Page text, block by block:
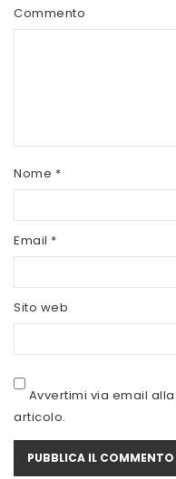
PRO ACTION
SCITEC NUTRITION
SEVEN NUTRITION
SYFORM
VOLCHEM
WHY NATURE
WHY SPORT
Commento
Nome *
Email *
Sito web
Avvertimi via email
articolo.